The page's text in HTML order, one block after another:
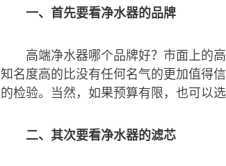
一、首先要看净水器的品牌
高端净水器哪个品牌好？市面上的
知名度高的比没有任何名气的更加值得
的检验。当然，如果预算有限，也可以
二、其次要看净水器的滤芯